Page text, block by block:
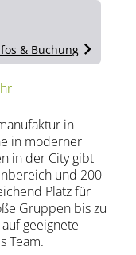
in
in moderner
in der City gibt
und 200
Platz für
Gruppen bis zu
geeignete
Team.
& Buchung